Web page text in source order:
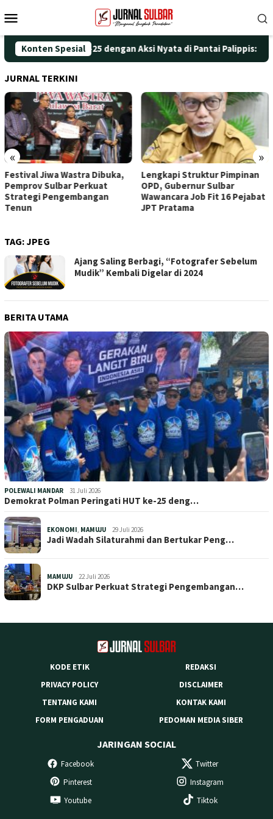
ke
Mobile
Konten Spesial
HUT ke-25 dengan Aksi Nyata di Pantai Palippis:
JURNAL TERKINI
« »
Festival Jiwa Wastra Dibuka,
Pemprov Sulbar Perkuat
Strategi Pengembangan
Tenun
Lengkapi Struktur Pimpinan
OPD, Gubernur Sulbar
Wawancara Job Fit 16 Pejabat
JPT Pratama
TAG:JPEG
Ajang Saling Berbagi, “Fotografer Sebelum
Mudik” Kembali Digelar di 2024
BERITA UTAMA
POLEWALI MANDAR 31 Juli 2026
Demokrat Polman Peringati HUT ke-25 deng…
EKONOMI, MAMUJU 29 Juli 2026
Jadi Wadah Silaturahmi dan Bertukar Peng…
MAMUJU 22 Juli 2026
DKP Sulbar Perkuat Strategi Pengembangan…
KODE ETIK
REDAKSI
PRIVACY POLICY
DISCLAIMER
TENTANG KAMI
KONTAK KAMI
FORM PENGADUAN
PEDOMAN MEDIA SIBER
JARINGAN SOCIAL
Facebook
Twitter
Pinterest
Instagram
Youtube
Tiktok